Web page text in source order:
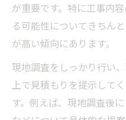
リフォーム業者
金額以外の業者
保証やサービス
見積書比較で注
納得のリフォームを
失敗しない業者
が重要です。特に工事内
る可能性についてきちん
が高い傾向にあります。
現地調査をしっかり行い
上で見積もりを提示して
す。例えば、現地調査後